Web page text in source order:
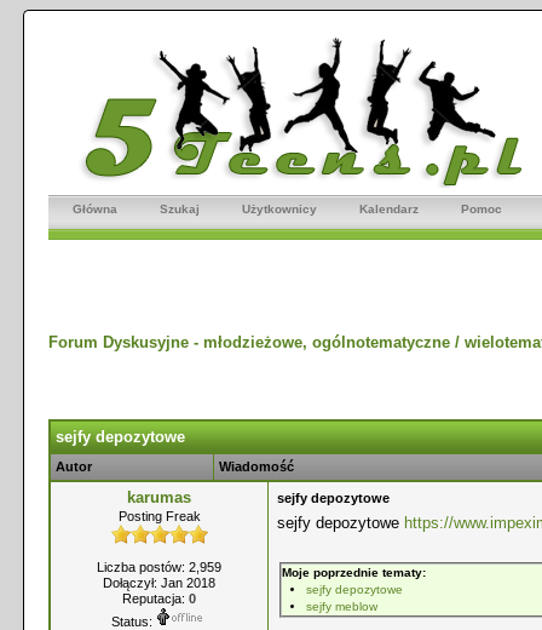
Główna Szukaj Użytkownicy Kalendarz Pomoc
Forum Dyskusyjne - młodzieżowe, ogólnotematyczne /
sejfy depozytowe
Autor Wiadomość
karumas
Posting Freak
Liczba postów: 2,959
Dołączył: Jan 2018
Reputacja: 0
Status:
sejfy depozytowe
sejfy depozytowe https://
Moje poprzednie tematy:
sejfy depozytowe
sejfy meblow